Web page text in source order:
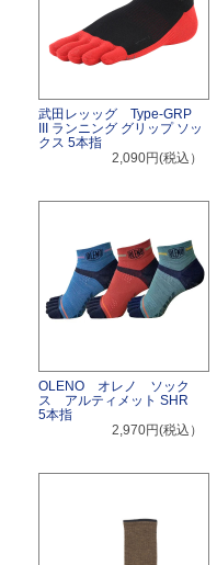
武田レッッグ Type-GRP
III ランニング グリップ ソッ
クス 5本指
2,090円(税込）
OLENO オレノ ソック
ス アルティメット SHR
5本指
2,970円(税込）